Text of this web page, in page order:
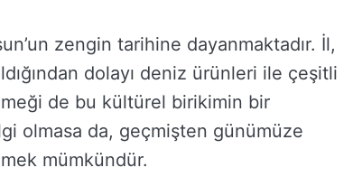
zengin tarihine dayanmaktadır. İl,
dolayı deniz ürünleri ile çeşitli
de bu kültürel birikimin bir
olmasa da, geçmişten günümüze
mümkündür.